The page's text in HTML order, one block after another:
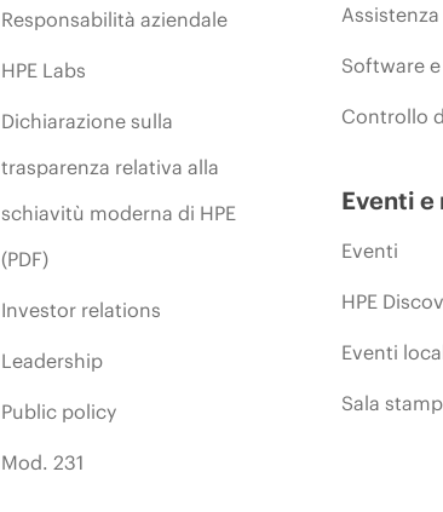
Responsabilità aziendale
HPE Labs
Dichiarazione sulla
trasparenza relativa alla
schiavitù moderna di HPE
(PDF)
Investor relations
Leadership
Public policy
Mod. 231
Software
Controllo
Eventi e
Eventi
HPE
Eventi
Sala